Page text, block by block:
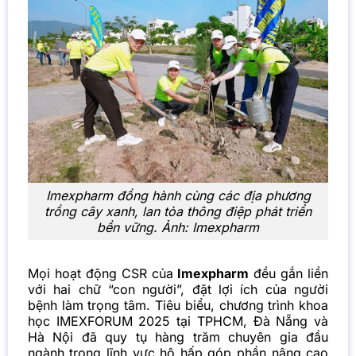
Imexpharm đồng hành cùng các địa phương
trồng cây xanh, lan tỏa thông điệp phát triển
bền vững. Ảnh: Imexpharm
Mọi hoạt động CSR của Imexpharm đều gắn liền
với hai chữ “con người”, đặt lợi ích của người
bệnh làm trọng tâm. Tiêu biểu, chương trình khoa
học IMEXFORUM 2025 tại TPHCM, Đà Nẵng và
Hà Nội đã quy tụ hàng trăm chuyên gia đầu
ngành trong lĩnh vực hô hấp góp phần nâng cao